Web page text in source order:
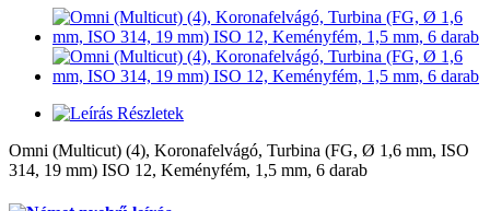
Részletek
Omni (Multicut) (4), Koronafelvágó, Turbina (FG, Ø 1,6 mm, ISO
314, 19 mm) ISO 12, Keményfém, 1,5 mm, 6 darab